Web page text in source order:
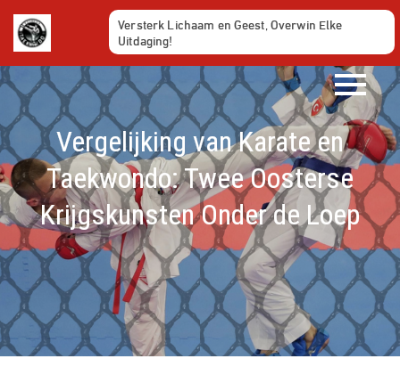
Ga
naar
de
inhoud
Versterk Lichaam en Geest, Overwin Elke
Uitdaging!
Vergelijking van Karate en
Taekwondo: Twee Oosterse
Krijgskunsten Onder de Loep